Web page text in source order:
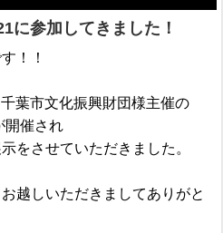
に参加してきました！
！！
葉市文化振興財団様主催の
開催され
をさせていただきました。
越しいただきましてありがと